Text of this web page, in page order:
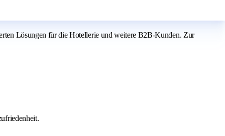
Lösungen für die Hotellerie und weitere B2B-Kunden. Zur